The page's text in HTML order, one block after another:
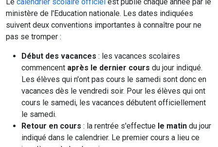
ministère de l'Education nationale. Les dates indiquées
suivent deux conventions importantes à connaître pour ne
pas se tromper :
Début des vacances : les vacances scolaires
commencent après le dernier cours du jour indiqué.
Les élèves qui n'ont pas cours le samedi sont donc en
vacances dès le vendredi soir. Pour les élèves qui ont
cours le samedi, les vacances débutent officiellement
le samedi.
Retour en cours : la rentrée s'effectue le matin du jour
indiqué dans le calendrier. Le premier cours a lieu ce